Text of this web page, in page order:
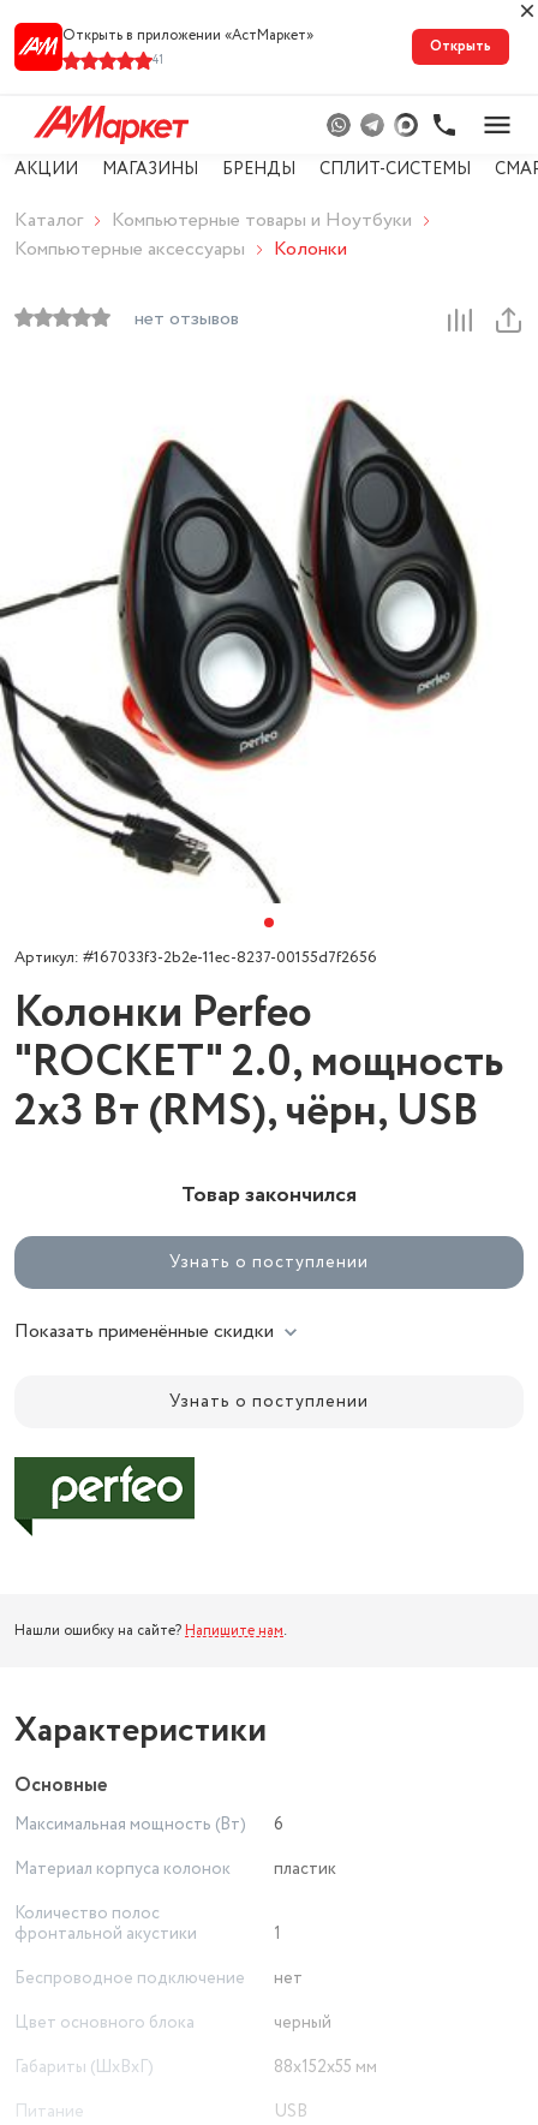
Открыть в приложении «АстМарке‪т‬»
41
Открыть
АКЦИИ МАГАЗИНЫ БРЕНДЫ СПЛИТ-СИСТЕМЫ
Каталог
Компьютерные товары и Ноутбуки
Компьютерные аксессуары
Колонки
нет отзывов
Артикул: #167033f3-2b2e-11ec-8237-00155d7f2656
Колонки Perfeo
"ROCKET" 2.0, мощность
2х3 Вт (RMS), чёрн, USB
Товар закончился
Узнать о поступлении
Показать применённые скидки
Узнать о поступлении
Нашли ошибку на сайте? Напишите нам.
Характеристики
Основные
Максимальная мощность (Вт)
6
Материал корпуса колонок
пластик
Количество полос
фронтальной акустики
1
Беспроводное подключение
нет
Цвет основного блока
черный
Габариты (ШxВxГ)
88x152x55 мм
Питание
USB